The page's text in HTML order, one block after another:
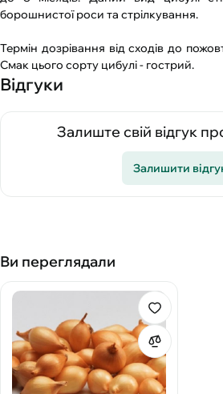
борошнистої роси та стрілкування.
Термін дозрівання від сходів до
Смак цього сорту цибулі - гострий.
Відгуки
Залиште свій відгук
Залишити
Ви переглядали